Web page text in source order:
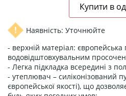
Наявність: Уточнюйте
- верхній матеріал: європейська
водовідштовхувальним
- Легка підкладка всередині з
- утеплювач – силіконізований
європейської якості), що